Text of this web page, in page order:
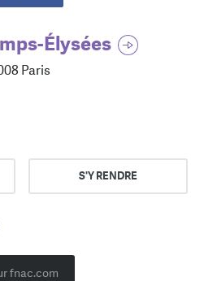
Élysées
Paris
S'Y RENDRE
fnac.com